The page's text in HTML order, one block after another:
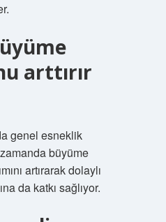
arttırır
genel esneklik
zamanda büyüme
artırarak dolaylı
da katkı sağlıyor.